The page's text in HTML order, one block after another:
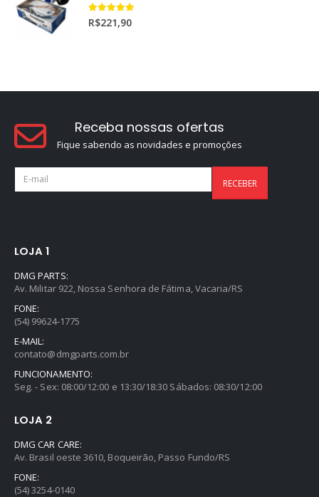
5.00out of 5
R$221,90
Receba nossas ofertas
Fique sabendo as novidades e promoções
LOJA 1
DMG PARTS:
Av. Militar 922, Nossa Senhora de Fátima, Vacaria/RS
FONE:
(54) 99624-1775
E-MAIL:
contato@dmgparts.com.br
FUNCIONAMENTO:
Seg. - Sex: 08:00/12:00 e 13:30/18:30 Sábados: 08:30/12:00
LOJA 2
DMG CAR CARE:
Av. Brasil oeste 3610, Boqueirão, Passo Fundo/RS
FONE:
(54) 3254-0140